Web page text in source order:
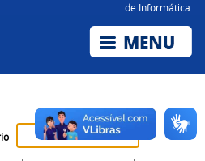
de Informática